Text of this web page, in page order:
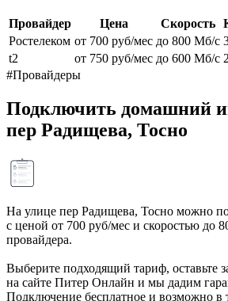
Провайдер Цена Скорость
Ростелеком от 700 руб/мес до 800 Мб/с
t2
от 750 руб/мес до 600 Мб/с
#Провайдеры
Подключить домашний
пер Радищева, Тосно
На улице пер Радищева, Тосно можно
с ценой от 700 руб/мес и скоростью до
провайдера.
Выберите подходящий тариф, оставьте
на сайте Питер Онлайн и мы дадим
Подключение бесплатное и возможно в